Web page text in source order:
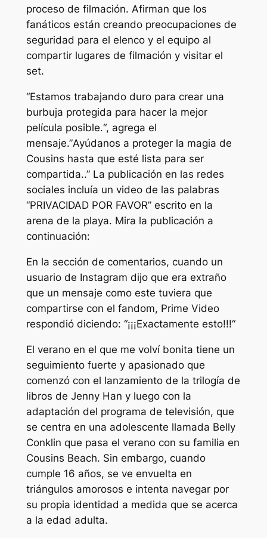
proceso de filmación. Afirman que los
fanáticos están creando preocupaciones de
seguridad para el elenco y el equipo al
compartir lugares de filmación y visitar el
set.
“Estamos trabajando duro para crear una
burbuja protegida para hacer la mejor
película posible.“, agrega el
mensaje.”Ayúdanos a proteger la magia de
Cousins ​​hasta que esté lista para ser
compartida..” La publicación en las redes
sociales incluía un video de las palabras
“PRIVACIDAD POR FAVOR” escrito en la
arena de la playa. Mira la publicación a
continuación:
En la sección de comentarios, cuando un
usuario de Instagram dijo que era extraño
que un mensaje como este tuviera que
compartirse con el fandom, Prime Video
respondió diciendo: “¡¡¡Exactamente esto!!!“
El verano en el que me volví bonita tiene un
seguimiento fuerte y apasionado que
comenzó con el lanzamiento de la trilogía de
libros de Jenny Han y luego con la
adaptación del programa de televisión, que
se centra en una adolescente llamada Belly
Conklin que pasa el verano con su familia en
Cousins ​​Beach. Sin embargo, cuando
cumple 16 años, se ve envuelta en
triángulos amorosos e intenta navegar por
su propia identidad a medida que se acerca
a la edad adulta.